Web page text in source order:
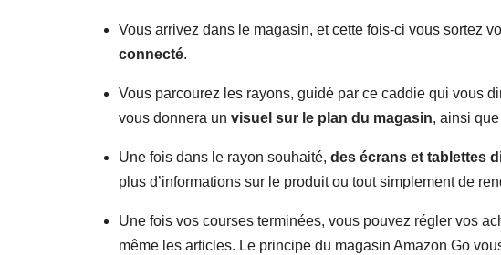
Vous arrivez dans le magasin, et cette fois-ci vous sortez
connecté.
Vous parcourez les rayons, guidé par ce caddie qui vous
vous donnera un visuel sur le plan du magasin, ainsi
Une fois dans le rayon souhaité, des écrans et tablettes
plus d’informations sur le produit ou tout simplement de
Une fois vos courses terminées, vous pouvez régler vos
même les articles. Le principe du magasin Amazon Go